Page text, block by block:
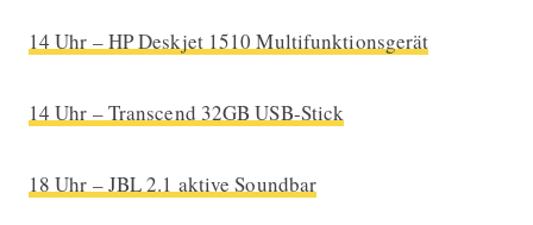
14 Uhr – HP Deskjet 1510 Multifunktionsgerät
14 Uhr – Transcend 32GB USB-Stick
18 Uhr – JBL 2.1 aktive Soundbar